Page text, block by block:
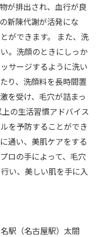
が排出され、血行が良
新陳代謝が活発にな
ができます。 また、洗
。洗顔のときにしっか
サージするように洗い
り、洗顔料を長時間置
を受け、毛穴が詰まっ
の生活習慣アドバイス
を予防することができ
通い、美肌ケアをする
ロの手によって、毛穴
い、美しい肌を手に入
駅（名古屋駅）太閤